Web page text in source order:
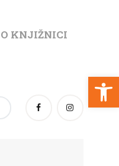
Open toolbar
O KNJIŽNICI